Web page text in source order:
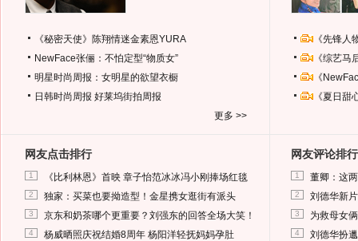
《秘密天使》陈翔情迷金素恩YURA
NewFace张俪：不怕定型“物质女”
明星时尚周报：女明星的欲望衣橱
日韩时尚周报 好莱坞街拍周报
更多 >>
《先锋
《综艺
《
《夏日
网友点击排行
1 《比利林恩》首映 章子怡范冰冰冯小刚捧场红毯
2 独家：买菜也要拗造型！金星携女逛街有派头
3 京东和奶茶哪个更重要？刘强东的回答全场大笑！
4 杨威晒照庆祝结婚8周年 杨阳洋轻抚妈妈孕肚
网友评论排行
1 董卿：这
2 刘德华新
3 为救母女
4 刘德华扮